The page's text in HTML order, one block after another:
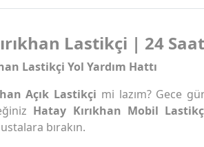
Lastikçi | 24
Lastikçi Yol Yardım Hattı
Açık Lastikçi mi lazım? Gece
Hatay Kırıkhan Mobil
bırakın.